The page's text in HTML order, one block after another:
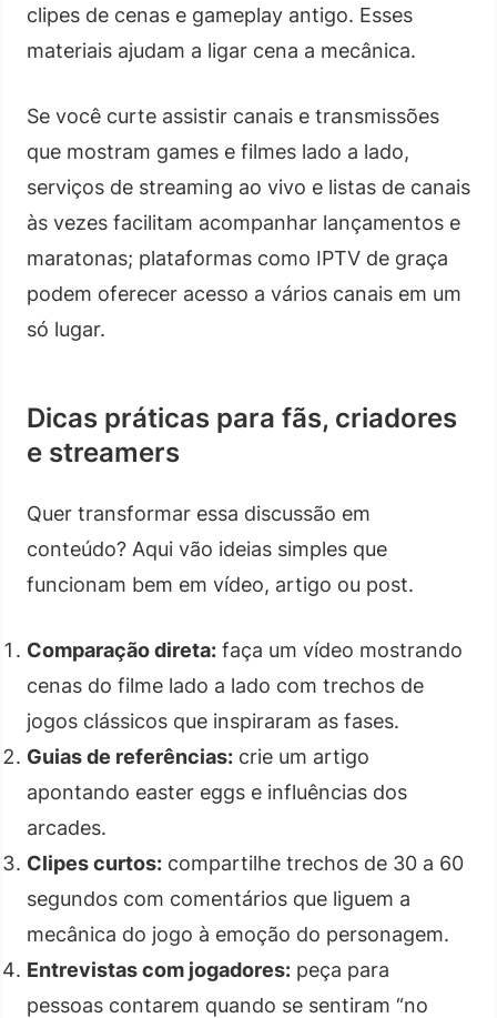
clipes de cenas e gameplay antigo. Esses
materiais ajudam a ligar cena a mecânica.
Se você curte assistir canais e transmissões
que mostram games e filmes lado a lado,
serviços de streaming ao vivo e listas de canais
às vezes facilitam acompanhar lançamentos e
maratonas; plataformas como IPTV de graça
podem oferecer acesso a vários canais em um
só lugar.
Dicas práticas para fãs, criadores
e streamers
Quer transformar essa discussão em
conteúdo? Aqui vão ideias simples que
funcionam bem em vídeo, artigo ou post.
Comparação direta: faça um vídeo mostrando
cenas do filme lado a lado com trechos de
jogos clássicos que inspiraram as fases.
Guias de referências: crie um artigo
apontando easter eggs e influências dos
arcades.
Clipes curtos: compartilhe trechos de 30 a 60
segundos com comentários que liguem a
mecânica do jogo à emoção do personagem.
Entrevistas com jogadores: peça para
pessoas contarem quando se sentiram “no